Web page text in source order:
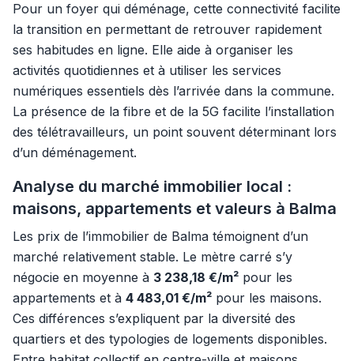
Pour un foyer qui déménage, cette connectivité facilite
la transition en permettant de retrouver rapidement
ses habitudes en ligne. Elle aide à organiser les
activités quotidiennes et à utiliser les services
numériques essentiels dès l’arrivée dans la commune.
La présence de la fibre et de la 5G facilite l’installation
des télétravailleurs, un point souvent déterminant lors
d’un déménagement.
Analyse du marché immobilier local :
maisons, appartements et valeurs à Balma
Les prix de l’immobilier de Balma témoignent d’un
marché relativement stable. Le mètre carré s’y
négocie en moyenne à 3 238,18 €/m² pour les
appartements et à 4 483,01 €/m² pour les maisons.
Ces différences s’expliquent par la diversité des
quartiers et des typologies de logements disponibles.